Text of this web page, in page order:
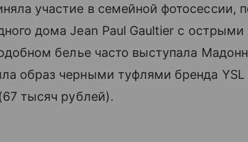
участие в семейной фотосессии,
дома Jean Paul Gaultier с
белье часто выступала
образ черными туфлями бренда
тысяч рублей).